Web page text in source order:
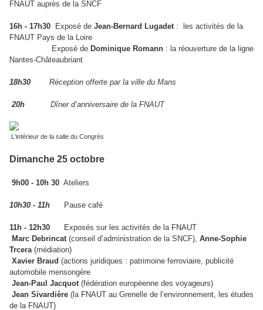
FNAUT auprès de la SNCF
16h - 17h30 Exposé de Jean-Bernard Lugadet: les activités de la
FNAUT Pays de la Loire
Exposé de Dominique Romann : la réouverture de la ligne
Nantes-Châteaubriant
18h30 Réception offerte par la ville du Mans
20h Dîner d’anniversaire de la FNAUT
L'intérieur de la salle du Congrés
Dimanche 25 octobre
9h00 - 10h 30 Ateliers
10h30 - 11h Pause café
11h - 12h30 Exposés sur les activités de la FNAUT
Marc Debrincat(conseil d’administration de la SNCF), Anne-Sophie
Trcera(médiation)
Xavier Braud (actions juridiques : patrimoine ferroviaire, publicité
automobile mensongère
Jean-Paul Jacquot(fédération européenne des voyageurs)
Jean Sivardière (la FNAUT au Grenelle de l’environnement, les études
de la FNAUT)